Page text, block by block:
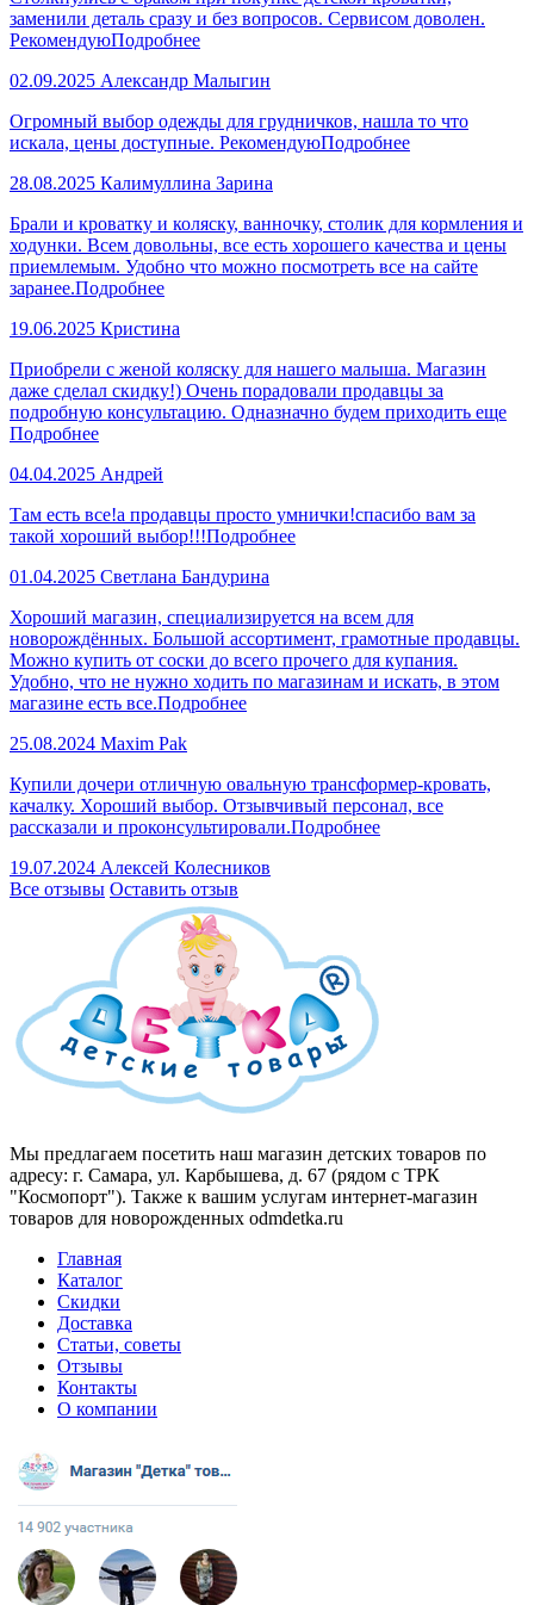
заменили деталь сразу и без вопросов. Сервисом доволен.
РекомендуюПодробнее
02.09.2025 Александр Малыгин
Огромный выбор одежды для грудничков, нашла то что
искала, цены доступные. РекомендуюПодробнее
28.08.2025 Калимуллина Зарина
Брали и кроватку и коляску, ванночку, столик для кормления и
ходунки. Всем довольны, все есть хорошего качества и цены
приемлемым. Удобно что можно посмотреть все на сайте
заранее.Подробнее
19.06.2025 Кристина
Приобрели с женой коляску для нашего малыша. Магазин
даже сделал скидку!) Очень порадовали продавцы за
подробную консультацию. Одназначно будем приходить еще
Подробнее
04.04.2025 Андрей
Там есть все!а продавцы просто умнички!спасибо вам за
такой хороший выбор!!!Подробнее
01.04.2025 Светлана Бандурина
Хороший магазин, специализируется на всем для
новорождённых. Большой ассортимент, грамотные продавцы.
Можно купить от соски до всего прочего для купания.
Удобно, что не нужно ходить по магазинам и искать, в этом
магазине есть все.Подробнее
25.08.2024 Maxim Pak
Купили дочери отличную овальную трансформер-кровать,
качалку. Хороший выбор. Отзывчивый персонал, все
рассказали и проконсультировали.Подробнее
19.07.2024 Алексей Колесников
Все отзывы Оставить отзыв
Мы предлагаем посетить наш магазин детских товаров по
адресу: г. Самара, ул. Карбышева, д. 67 (рядом с ТРК
"Космопорт"). Также к вашим услугам интернет-магазин
товаров для новорожденных odmdetka.ru
Главная
Каталог
Скидки
Доставка
Статьи, советы
Отзывы
Контакты
О компании